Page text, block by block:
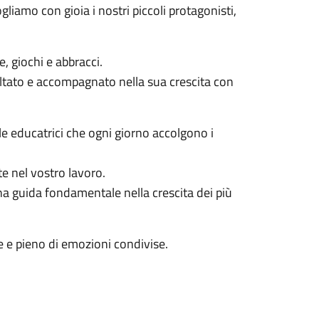
con gioia i nostri piccoli protagonisti,
giochi e abbracci.
e accompagnato nella sua crescita con
educatrici che ogni giorno accolgono i
nel vostro lavoro.
guida fondamentale nella crescita dei più
pieno di emozioni condivise.